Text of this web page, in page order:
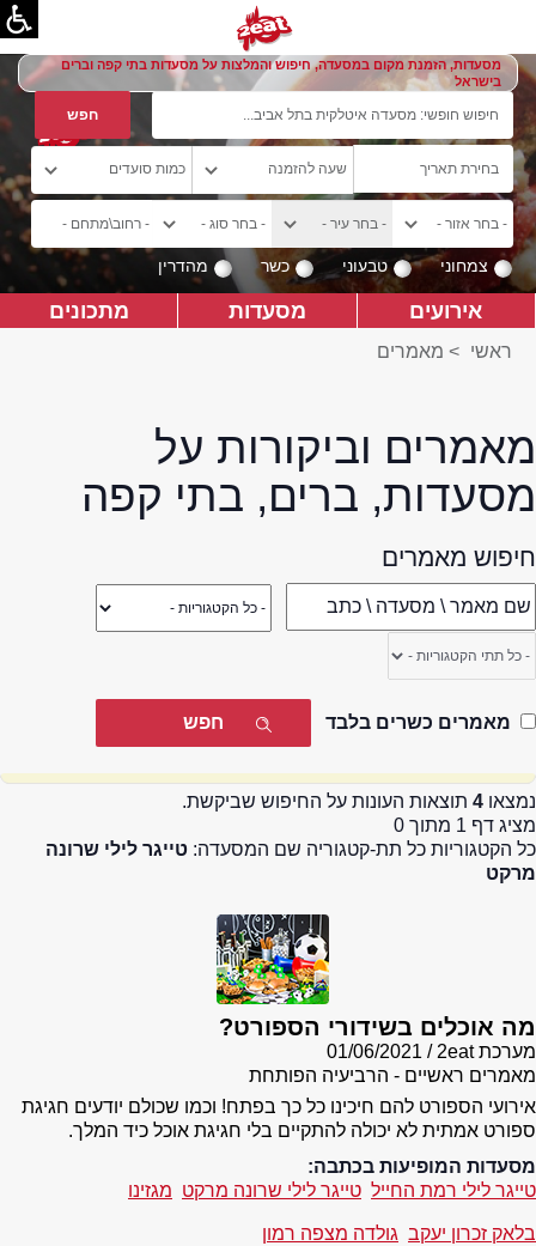
מסעדות, הזמנת מקום במסעדה, חיפוש והמלצות על מסעדות בתי קפה וברים
בישראל
צמחוני טבעוני כשר מהדרין
אירועים מסעדות מתכונים
ראשי > מאמרים
מאמרים וביקורות על
מסעדות, ברים, בתי קפה
חיפוש מאמרים
מאמרים כשרים בלבד
נמצאו 4 תוצאות העונות על החיפוש שביקשת.
מציג דף 1 מתוך 0
כל הקטגוריות כל תת-קטגוריה שם המסעדה: טייגר לילי שרונה
מרקט
מה אוכלים בשידורי הספורט?
מערכת 2eat
01/06/2021
מאמרים ראשיים - הרביעיה הפותחת
אירועי הספורט להם חיכינו כל כך בפתח! וכמו שכולם יודעים חגיגת
ספורט אמתית לא יכולה להתקיים בלי חגיגת אוכל כיד המלך.
מסעדות המופיעות בכתבה:
טייגר לילי רמת החייל טייגר לילי שרונה מרקט מגזינו
בלאק זכרון יעקב גולדה מצפה רמון